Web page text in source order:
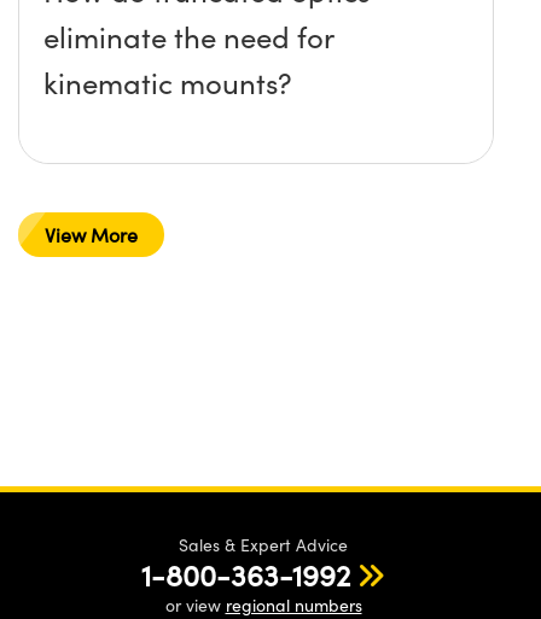
eliminate the need for
kinematic mounts?
View More
Sales & Expert Advice
1-800-363-1992
or view regional numbers